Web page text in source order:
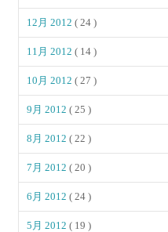
12月 2012( 24 )
11月 2012( 14 )
10月 2012( 27 )
9月 2012( 25 )
8月 2012( 22 )
7月 2012( 20 )
6月 2012( 24 )
5月 2012( 19 )